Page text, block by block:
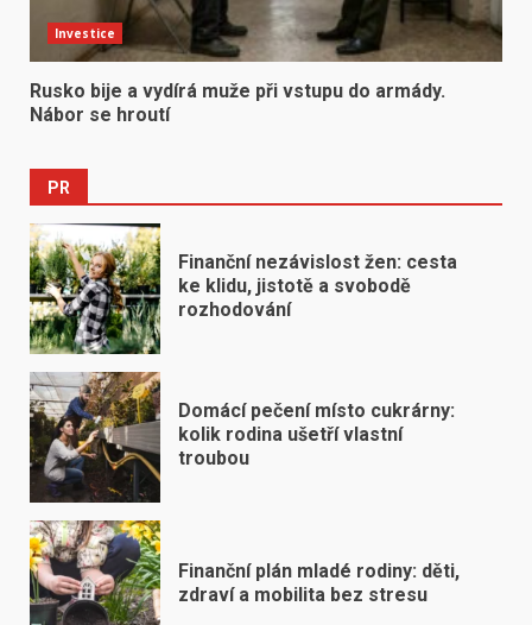
Investice
Rusko bije a vydírá muže při vstupu do armády.
Nábor se hroutí
PR
Finanční nezávislost žen: cesta
ke klidu, jistotě a svobodě
rozhodování
Domácí pečení místo cukrárny:
kolik rodina ušetří vlastní
troubou
Finanční plán mladé rodiny: děti,
zdraví a mobilita bez stresu